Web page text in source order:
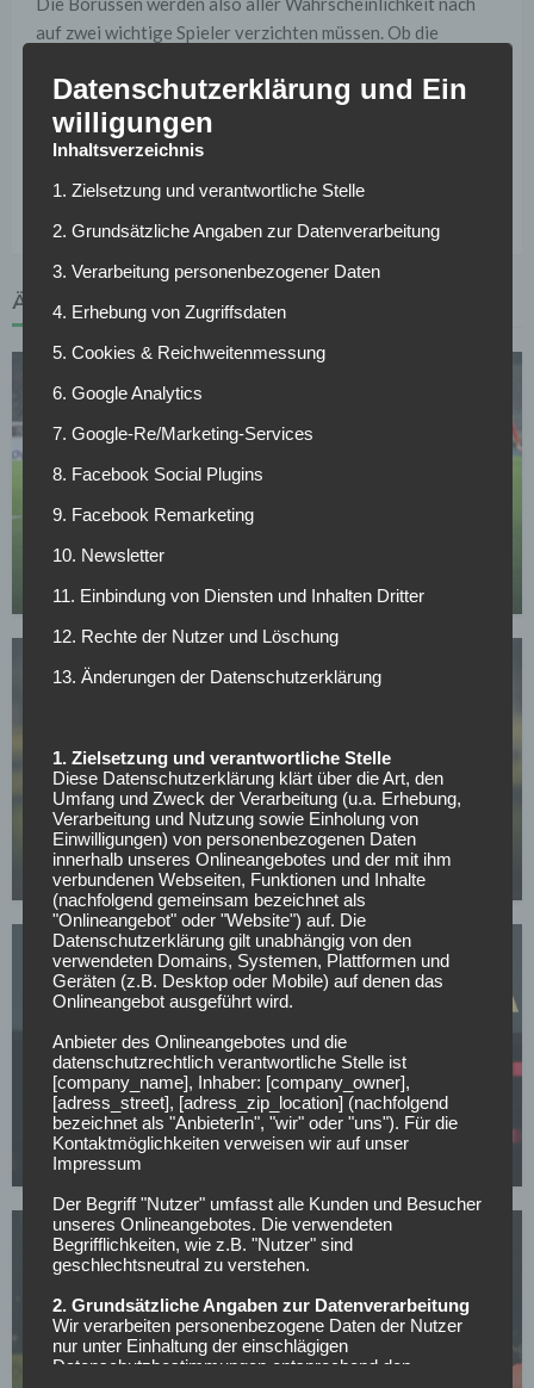
auf zwei wichtige Spieler verzichten müssen. Ob die
Spiel zeigen.
Weitere News und Transfergerüchte rund um den
deutschen Fußball findest du hier >>
ÄHNLICHE ARTIKEL
Verkündung noch heute: BVB-Transfer kurz vor
Abschluss
12.05.2026
BUNDESLIGA
Mit nur 30 Jahren: BVB-Abwehrspieler Niklas Süle
beendet im Sommer seine Laufbahn
07.05.2026
BORUSSIA DORTMUND
BVB-Knaller: Erster Sommertransfer soll bereits
feststehen!
05.05.2026
BORUSSIA DORTMUND
Datenschutzerklärung und Ein
willigungen
Inhaltsverzeichnis
1. Zielsetzung und verantwortliche Stelle
2. Grundsätzliche Angaben zur Datenverarbeitung
3. Verarbeitung personenbezogener Daten
4. Erhebung von Zugriffsdaten
5. Cookies & Reichweitenmessung
6. Google Analytics
7. Google-Re/Marketing-Services
8. Facebook Social Plugins
9. Facebook Remarketing
10. Newsletter
11. Einbindung von Diensten und Inhalten Dritter
12. Rechte der Nutzer und Löschung
13. Änderungen der Datenschutzerklärung
1. Zielsetzung und verantwortliche Stelle
Diese Datenschutzerklärung klärt über die Art, den
Umfang und Zweck der Verarbeitung (u.a. Erhebung,
Verarbeitung und Nutzung sowie Einholung von
Einwilligungen) von personenbezogenen Daten
innerhalb unseres Onlineangebotes und der mit ihm
verbundenen Webseiten, Funktionen und Inhalte
(nachfolgend gemeinsam bezeichnet als
"Onlineangebot" oder "Website") auf. Die
Datenschutzerklärung gilt unabhängig von den
verwendeten Domains, Systemen, Plattformen und
Geräten (z.B. Desktop oder Mobile) auf denen das
Onlineangebot ausgeführt wird.
Anbieter des Onlineangebotes und die
datenschutzrechtlich verantwortliche Stelle ist
[company_name], Inhaber: [company_owner],
[adress_street], [adress_zip_location] (nachfolgend
bezeichnet als "AnbieterIn", "wir" oder "uns"). Für die
Kontaktmöglichkeiten verweisen wir auf unser
Impressum
Der Begriff "Nutzer" umfasst alle Kunden und Besucher
unseres Onlineangebotes. Die verwendeten
Begrifflichkeiten, wie z.B. "Nutzer" sind
geschlechtsneutral zu verstehen.
2. Grundsätzliche Angaben zur Datenverarbeitung
Wir verarbeiten personenbezogene Daten der Nutzer
nur unter Einhaltung der einschlägigen
Datenschutzbestimmungen entsprechend den